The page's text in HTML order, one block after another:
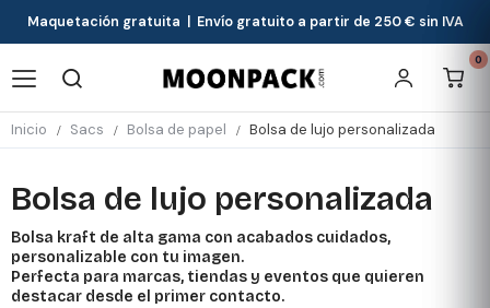
Maquetación gratuita | Envío gratuito a partir de 250 € sin IVA
0
Inicio Sacs Bolsa de papel Bolsa de lujo personalizada
Bolsa de lujo personalizada
Bolsa kraft de alta gama con acabados cuidados,
personalizable con tu imagen.
Perfecta para marcas, tiendas y eventos que quieren
destacar desde el primer contacto.